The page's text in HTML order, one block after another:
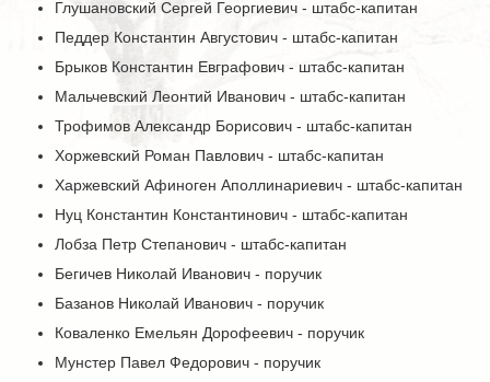
Глушановский Сергей Георгиевич - штабс-капитан
Педдер Константин Августович - штабс-капитан
Брыков Константин Евграфович - штабс-капитан
Мальчевский Леонтий Иванович - штабс-капитан
Трофимов Александр Борисович - штабс-капитан
Хоржевский Роман Павлович - штабс-капитан
Харжевский Афиноген Аполлинариевич - штабс-капитан
Нуц Константин Константинович - штабс-капитан
Лобза Петр Степанович - штабс-капитан
Бегичев Николай Иванович - поручик
Базанов Николай Иванович - поручик
Коваленко Емельян Дорофеевич - поручик
Мунстер Павел Федорович - поручик